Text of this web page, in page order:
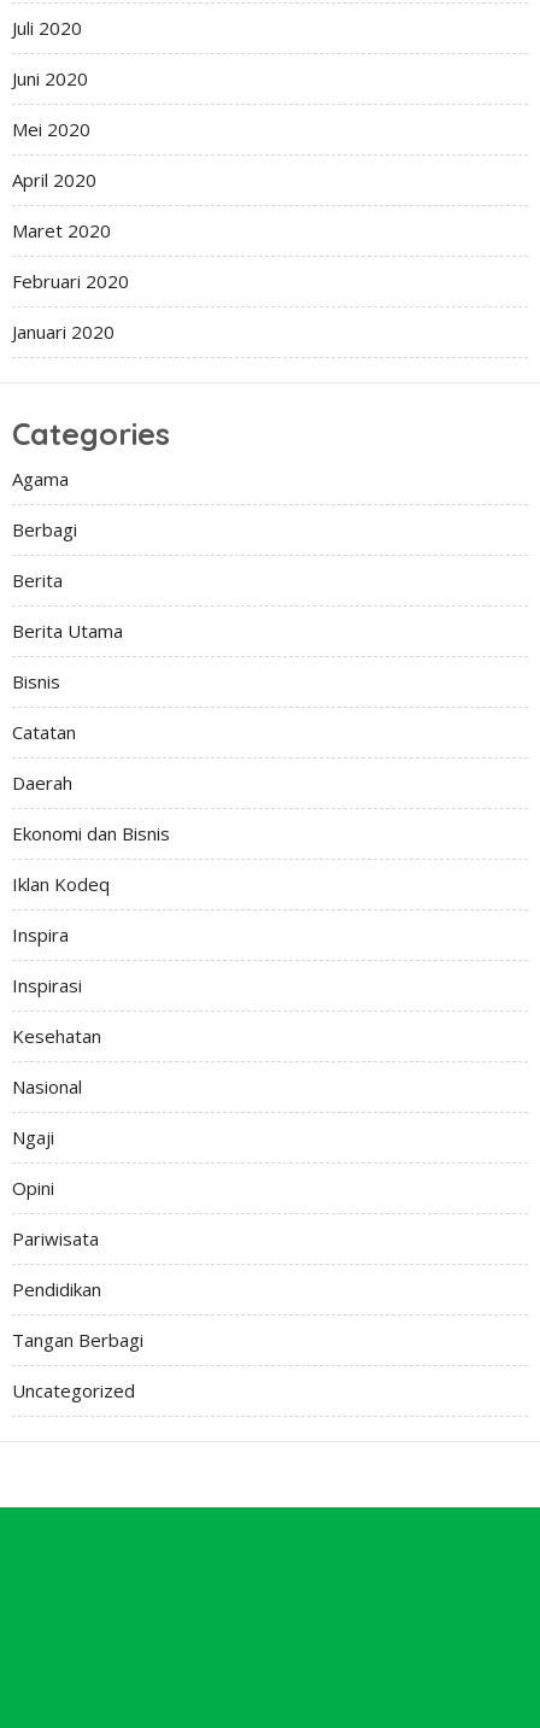
Juli 2020
Juni 2020
Mei 2020
April 2020
Maret 2020
Februari 2020
Januari 2020
Categories
Agama
Berbagi
Berita
Berita Utama
Bisnis
Catatan
Daerah
Ekonomi dan Bisnis
Iklan Kodeq
Inspira
Inspirasi
Kesehatan
Nasional
Ngaji
Opini
Pariwisata
Pendidikan
Tangan Berbagi
Uncategorized